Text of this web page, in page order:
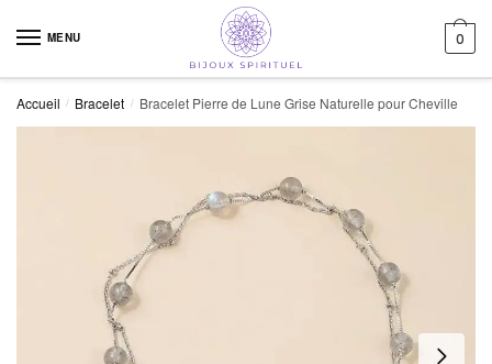
MENU 0
Accueil / Bracelet / Bracelet Pierre de Lune Grise Naturelle pour Cheville